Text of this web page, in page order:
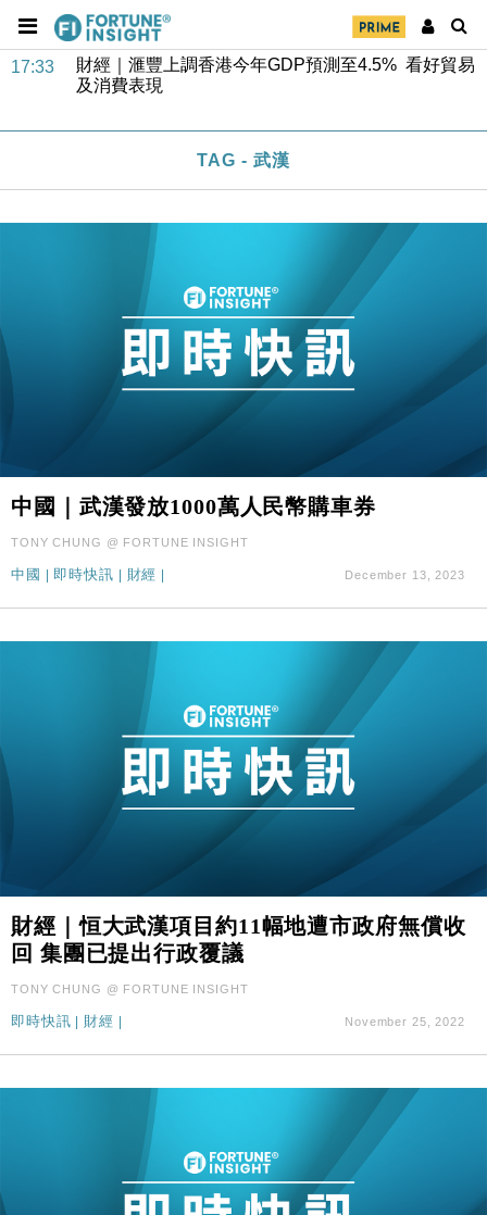
財經｜滙豐上調香港今年GDP預測至4.5% 看好貿易
及消費表現
16:47
本地｜假冒內地執法人員要求交「保證金」 43歲女子
損失近6900萬元
財經｜恒隆10月換帥 玩具「反」斗城亞洲CEO蔡德
粦接任
財經｜韓股反覆波動收跌 連挫7周創逾3年最長跌勢
財經｜內地7月美元計價出口增近24%勝預期 貿易順
差達1125億美元
財經｜日本春季三度入市撐日圓 4月單日斥6.28萬億
日圓干預創新高
國際｜特朗普料美伊戰事快結束 承認部分彈藥庫存緊
財經｜SA售股自救後再出手 斥4億美元押注未上市公
18:31
財經｜華僑銀行上半年淨利創新高 中期息增15%至
47仙
財經｜滙豐上調香港今年GDP預測至4.5% 看好貿易
及消費表現
16:47
本地｜假冒內地執法人員要求交「保證金」 43歲女子
財經｜日經失守6.5萬點後回穩 全周仍升近2%
財經｜恒隆10月換帥 玩具「反」斗城亞洲CEO蔡德
粦接任
財經｜韓股反覆波動收跌 連挫7周創逾3年最長跌勢
財經｜內地7月美元計價出口增近24%勝預期 貿易順
財經｜日本春季三度入市撐日圓 4月單日斥6.28萬億
日圓干預創新高
11:12
國際｜特朗普料美伊戰事快結束 承認部分彈藥庫存緊
張
15:59
財經｜SA售股自救後再出手 斥4億美元押注未上市公
TAG - 武漢
中國｜武漢發放1000萬人民幣購車券
TONY CHUNG @ FORTUNE INSIGHT
中國 即時快訊 財經 December 13, 2023
財經｜恒大武漢項目約11幅地遭市政府無償收
回 集團已提出行政覆議
TONY CHUNG @ FORTUNE INSIGHT
即時快訊 | 財經 | November 25, 2022